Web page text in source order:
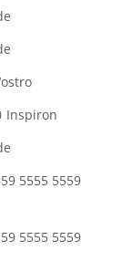
Inspiron
5555 5559
5555 5559